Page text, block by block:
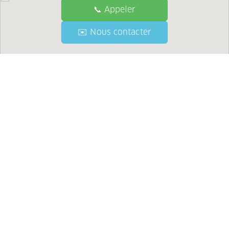
📞 Call
✉️ Contact Us
📞 Appeler
✉️ Nous contacter